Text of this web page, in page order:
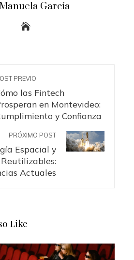
García
PREVIO
las Fintech
en Montevideo:
y Confianza
PRÓXIMO POST
Espacial y
Actuales
Like